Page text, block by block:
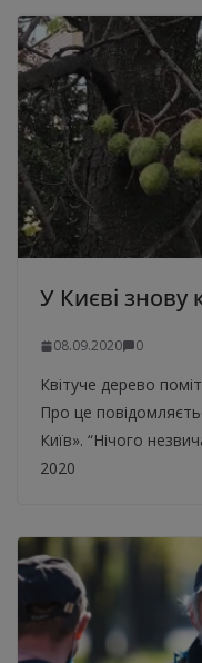
У Києві знову
08.09.2020 0
Квітуче дерево
Про це
Київ». “Нічого
2020